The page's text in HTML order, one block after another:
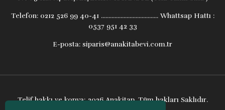
Telefon:0212 526 99 40-41 ...................................... Whattsap Hattı :
0537 951 42 33
E-posta: siparis@anakitabevi.com.tr
Telif hakkı ve kopya; 2026 Anakitap. Tüm hakları Saklıdır.